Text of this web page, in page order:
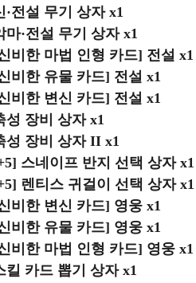
·전설 무기 상자 x1
마·전설 무기 상자 x1
비한 마법 인형 카드] 전설 x1
비한 유물 카드] 전설 x1
비한 변신 카드] 전설 x1
성 장비 상자 x1
성 장비 상자 II x1
스네이프 반지 선택 상자 x1
렌티스 귀걸이 선택 상자 x1
비한 변신 카드] 영웅 x1
비한 유물 카드] 영웅 x1
비한 마법 인형 카드] 영웅 x1
킬 카드 뽑기 상자 x1